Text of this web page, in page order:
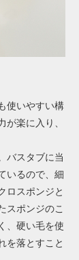
使いやすい構
が楽に入り、
バスタブに当
いるので、細
ロスポンジと
スポンジのこ
、硬い毛を使
を落とすこと